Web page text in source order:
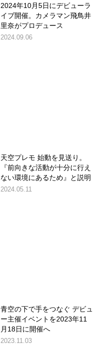
2024年10月5日にデビューラ
イブ開催。カメラマン飛鳥井
里奈がプロデュース
2024.09.06
天空プレモ 始動を見送り。
『前向きな活動が十分に行え
ない環境にあるため』と説明
2024.05.11
青空の下で手をつなぐ デビュ
ー主催イベントを2023年11
月18日に開催へ
2023.11.03